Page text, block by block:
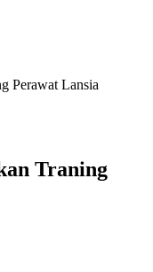
Perawat Lansia
Traning